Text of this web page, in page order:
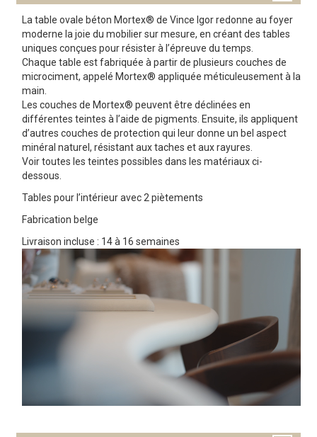
La table ovale béton Mortex® de Vince Igor redonne au foyer
moderne la joie du mobilier sur mesure, en créant des tables
uniques conçues pour résister à l’épreuve du temps.
Chaque table est fabriquée à partir de plusieurs couches de
microciment, appelé Mortex® appliquée méticuleusement à la
main.
Les couches de Mortex® peuvent être déclinées en
différentes teintes à l’aide de pigments. Ensuite, ils appliquent
d’autres couches de protection qui leur donne un bel aspect
minéral naturel, résistant aux taches et aux rayures.
Voir toutes les teintes possibles dans les matériaux ci-
dessous.
Tables pour l’intérieur avec 2 piètements
Fabrication belge
Livraison incluse : 14 à 16 semaines